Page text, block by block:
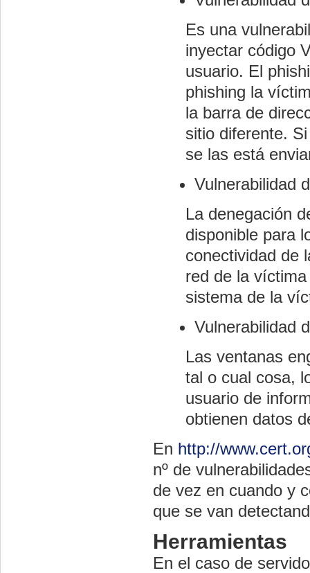
Es una
inyectar código
usuario. El
phishing la
la barra de
sitio diferente.
se las está
Vulnerabilidad
La denegación
disponible para
conectividad de
red de la
sistema de la
Vulnerabilidad
Las ventanas
tal o cual cosa,
usuario de
obtienen datos
En http://
nº de
de vez en cuando y
que se van
Herramientas
En el caso de